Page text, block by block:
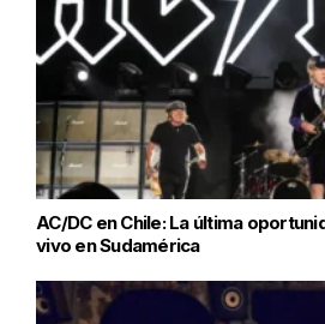
AC/DC en Chile: La última
vivo en Sudamérica